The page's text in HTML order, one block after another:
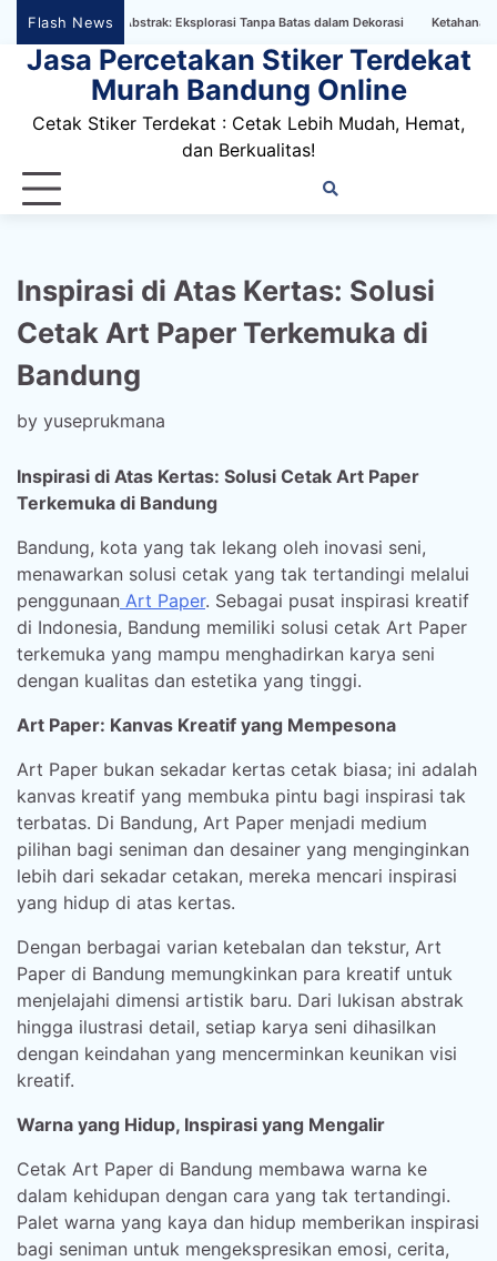
Skip
content
Flash News
Bertema Abstrak: Eksplorasi Tanpa Batas dalam Dekorasi Ketahanan Stiker
Jasa Percetakan Stiker Terdekat
Murah Bandung Online
Cetak Stiker Terdekat : Cetak Lebih Mudah, Hemat,
dan Berkualitas!
Inspirasi di Atas Kertas: Solusi
Cetak Art Paper Terkemuka di
Bandung
by yuseprukmana
Inspirasi di Atas Kertas: Solusi Cetak Art Paper
Terkemuka di Bandung
Bandung, kota yang tak lekang oleh inovasi seni,
menawarkan solusi cetak yang tak tertandingi melalui
penggunaan Art Paper. Sebagai pusat inspirasi kreatif
di Indonesia, Bandung memiliki solusi cetak Art Paper
terkemuka yang mampu menghadirkan karya seni
dengan kualitas dan estetika yang tinggi.
Art Paper: Kanvas Kreatif yang Mempesona
Art Paper bukan sekadar kertas cetak biasa; ini adalah
kanvas kreatif yang membuka pintu bagi inspirasi tak
terbatas. Di Bandung, Art Paper menjadi medium
pilihan bagi seniman dan desainer yang menginginkan
lebih dari sekadar cetakan, mereka mencari inspirasi
yang hidup di atas kertas.
Dengan berbagai varian ketebalan dan tekstur, Art
Paper di Bandung memungkinkan para kreatif untuk
menjelajahi dimensi artistik baru. Dari lukisan abstrak
hingga ilustrasi detail, setiap karya seni dihasilkan
dengan keindahan yang mencerminkan keunikan visi
kreatif.
Warna yang Hidup, Inspirasi yang Mengalir
Cetak Art Paper di Bandung membawa warna ke
dalam kehidupan dengan cara yang tak tertandingi.
Palet warna yang kaya dan hidup memberikan inspirasi
bagi seniman untuk mengekspresikan emosi, cerita,